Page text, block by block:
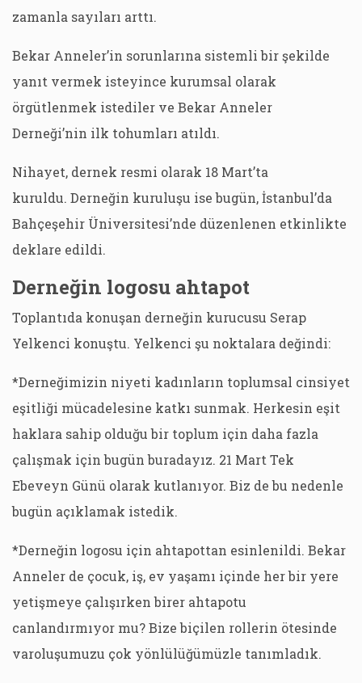
zamanla sayıları arttı.
Bekar Anneler’in sorunlarına sistemli bir şekilde
yanıt vermek isteyince kurumsal olarak
örgütlenmek istediler ve Bekar Anneler
Derneği’nin ilk tohumları atıldı.
Nihayet, dernek resmi olarak 18 Mart’ta
kuruldu. Derneğin kuruluşu ise bugün, İstanbul’da
Bahçeşehir Üniversitesi’nde düzenlenen etkinlikte
deklare edildi.
Derneğin logosu ahtapot
Toplantıda konuşan derneğin kurucusu Serap
Yelkenci konuştu. Yelkenci şu noktalara değindi:
*Derneğimizin niyeti kadınların toplumsal cinsiyet
eşitliği mücadelesine katkı sunmak. Herkesin eşit
haklara sahip olduğu bir toplum için daha fazla
çalışmak için bugün buradayız. 21 Mart Tek
Ebeveyn Günü olarak kutlanıyor. Biz de bu nedenle
bugün açıklamak istedik.
*Derneğin logosu için ahtapottan esinlenildi. Bekar
Anneler de çocuk, iş, ev yaşamı içinde her bir yere
yetişmeye çalışırken birer ahtapotu
canlandırmıyor mu? Bize biçilen rollerin ötesinde
varoluşumuzu çok yönlülüğümüzle tanımladık.